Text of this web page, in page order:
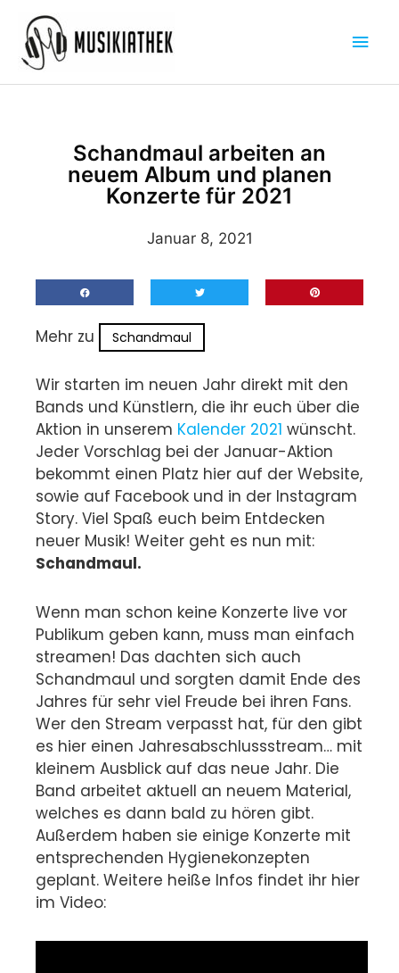
Inhalt
springen
Schandmaul arbeiten an
neuem Album und planen
Konzerte für 2021
Januar 8, 2021
Mehr zu Schandmaul
Wir starten im neuen Jahr direkt mit den
Bands und Künstlern, die ihr euch über die
Aktion in unserem Kalender 2021 wünscht.
Jeder Vorschlag bei der Januar-Aktion
bekommt einen Platz hier auf der Website,
sowie auf Facebook und in der Instagram
Story. Viel Spaß euch beim Entdecken
neuer Musik! Weiter geht es nun mit:
Schandmaul.
Wenn man schon keine Konzerte live vor
Publikum geben kann, muss man einfach
streamen! Das dachten sich auch
Schandmaul und sorgten damit Ende des
Jahres für sehr viel Freude bei ihren Fans.
Wer den Stream verpasst hat, für den gibt
es hier einen Jahresabschlussstream… mit
kleinem Ausblick auf das neue Jahr. Die
Band arbeitet aktuell an neuem Material,
welches es dann bald zu hören gibt.
Außerdem haben sie einige Konzerte mit
entsprechenden Hygienekonzepten
geplant. Weitere heiße Infos findet ihr hier
im Video: